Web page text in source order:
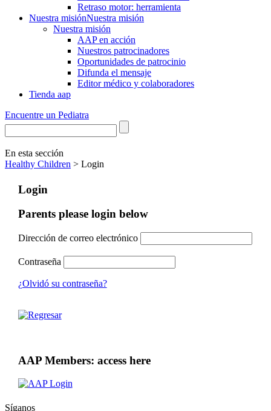
Retraso motor: herramienta
Nuestra misiónNuestra misión
Nuestra misión
AAP en acción
Nuestros patrocinadores
Oportunidades de patrocinio
Difunda el mensaje
Editor médico y colaboradores
Tienda aap
Encuentre un Pediatra
En esta sección
Healthy Children > Login
Login
Parents please login below
Dirección de correo electrónico
Contraseña
¿Olvidó su contraseña?
AAP Members: access here
Síganos